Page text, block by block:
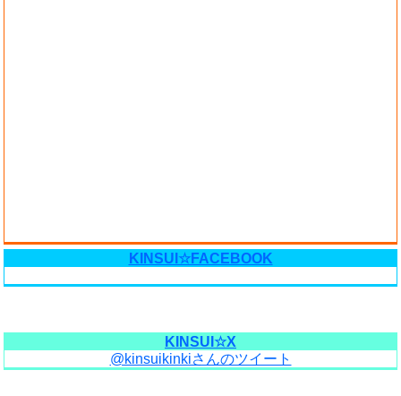
KINSUI☆FACEBOOK
KINSUI☆X
@kinsuikinkiさんのツイート